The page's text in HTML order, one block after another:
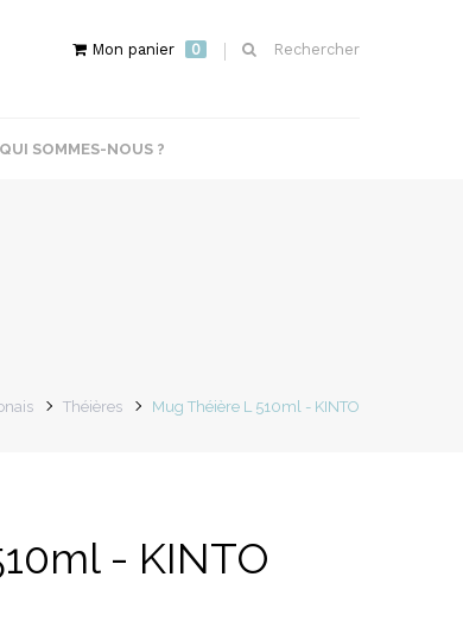
Rechercher
Mon panier 0
QUI SOMMES-NOUS ?
Théières Mug Théière L 510ml - KINTO
- KINTO